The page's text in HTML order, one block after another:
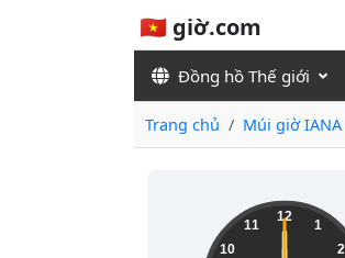
🇻🇳 giờ.com
Đồng hồ Thế giới
Trang chủ Múi giờ IANA
12
1
2
10
11